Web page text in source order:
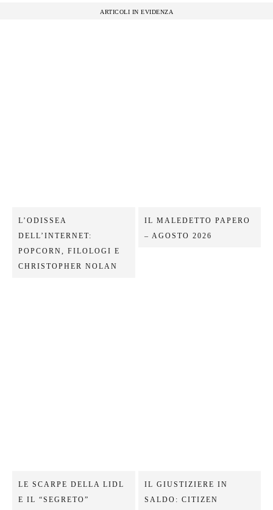
ARTICOLI IN EVIDENZA
L’ODISSEA
DELL’INTERNET:
POPCORN, FILOLOGI E
CHRISTOPHER NOLAN
IL MALEDETTO PAPERO
– AGOSTO 2026
LE SCARPE DELLA LIDL
E IL “SEGRETO”
IL GIUSTIZIERE IN
SALDO: CITIZEN